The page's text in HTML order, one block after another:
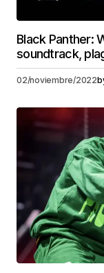
Black Panther:
soundtrack,
02/noviembre/2022